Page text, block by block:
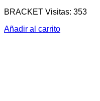
BRACKET Visitas: 353
Añadir al carrito